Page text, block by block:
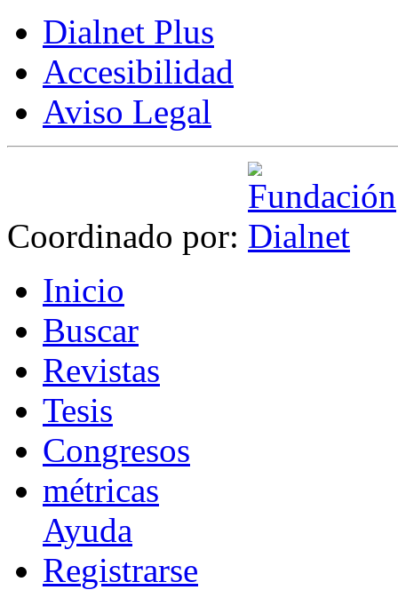
Dialnet Plus
Accesibilidad
Aviso Legal
Coordinado por:
Inicio
Buscar
Revistas
Tesis
Congresos
métricas
Ayuda
Registrarse